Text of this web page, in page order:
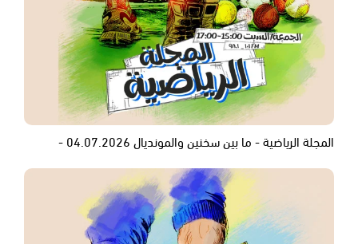
المجلة الرياضية - ما بين سخنين والمونديال 04.07.2026 -